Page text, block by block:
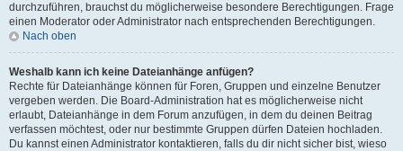
durchzuführen, brauchst du möglicherweise besondere Berechtigungen. Frage
einen Moderator oder Administrator nach entsprechenden Berechtigungen.
Nach oben
Weshalb kann ich keine Dateianhänge anfügen?
Rechte für Dateianhänge können für Foren, Gruppen und einzelne Benutzer
vergeben werden. Die Board-Administration hat es möglicherweise nicht
erlaubt, Dateianhänge in dem Forum anzufügen, in dem du deinen Beitrag
verfassen möchtest, oder nur bestimmte Gruppen dürfen Dateien hochladen.
Du kannst einen Administrator kontaktieren, falls du dir nicht sicher bist, wieso